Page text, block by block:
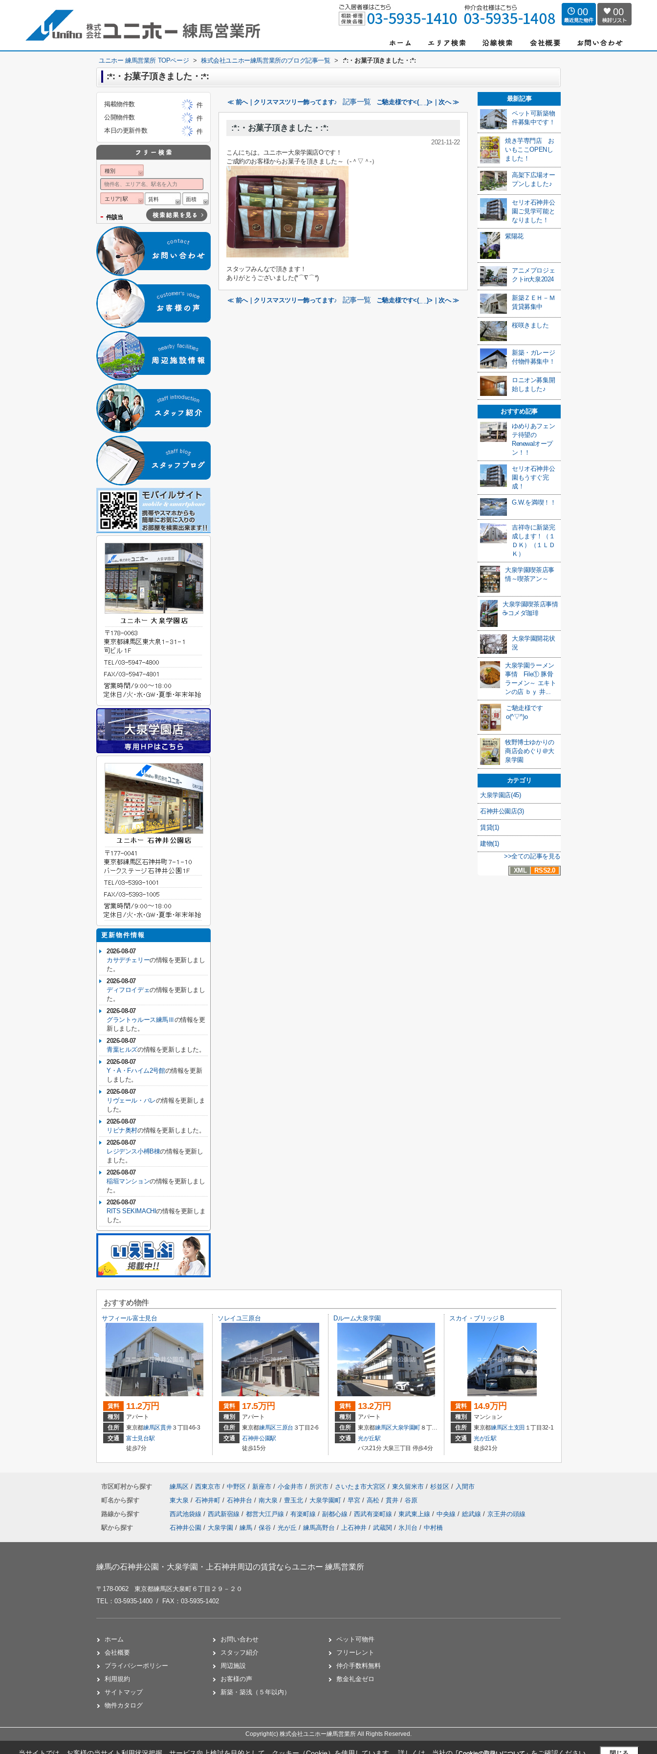
00 00
ユニホー 練馬営業所 TOPページ > 株式会社ユニホー練馬営業所のブログ記事一覧 > :*:・お菓子頂きました・:*:
:*:・お菓子頂きました・:*:
≪ 前へ｜クリスマスツリー飾ってます♪ 記事一覧 ご馳走様です<(_ _)>｜次へ ≫
:*:・お菓子頂きました・:*:
2021-11-22
こんにちは。ユニホー大泉学園店Oです！
ご成約のお客様からお菓子を頂きました～（‐＾▽＾‐）
スタッフみんなで頂きます！
ありがとうございました(*⌒∇⌒*)
≪ 前へ｜クリスマスツリー飾ってます♪ 記事一覧 ご馳走様です<(_ _)>｜次へ ≫
最新記事
ペット可新築物
件募集中です！
焼き芋専門店 お
いもここOPENし
ました！
高架下広場オー
プンしました♪
セリオ石神井公
園ご見学可能と
なりました！
紫陽花
アニメプロジェ
クトin大泉2024
新築ＺＥＨ－Ｍ
賃貸募集中
桜咲きました
新築・ガレージ
付物件募集中！
ロニオン募集開
始しました♪
おすすめ記事
ゆめりあフェン
テ待望の
Renewalオープ
ン！！
セリオ石神井公
園もうすぐ完
成！
G.W.を満喫！！
吉祥寺に新築完
成します！（１
ＤＫ）（１ＬＤ
Ｋ）
大泉学園喫茶店事
情～喫茶アン～
大泉学園喫茶店事情
☕コメダ珈琲
大泉学園開花状
況
大泉学園ラーメン
事情 File① 豚骨
ラーメン～ エキト
ンの店 ｂｙ 井...
ご馳走様です
o(^▽^)o
牧野博士ゆかりの
商店会めぐり＠大
泉学園
カテゴリ
大泉学園店(45)
石神井公園店(3)
賃貸(1)
建物(1)
>>全ての記事を見る
XML
RSS2.0
掲載物件数
件
公開物件数
件
本日の更新件数
件
種別
エリア| 駅 賃料 面積
- 件該当
更新物件情報
2026-08-07
カサデチェリーの情報を更新しまし
た。
2026-08-07
ディフロイデェの情報を更新しまし
た。
2026-08-07
グラントゥルース練馬Ⅲ の情報を更
新しました。
2026-08-07
青葉ヒルズの情報を更新しました。
2026-08-07
Y・A・Fハイム2号館の情報を更新
しました。
2026-08-07
リヴェール・バレの情報を更新しま
した。
2026-08-07
リビナ奥村の情報を更新しました。
2026-08-07
レジデンス小榑B棟の情報を更新し
ました。
2026-08-07
稲垣マンションの情報を更新しまし
た。
2026-08-07
RITS SEKIMACHIの情報を更新しま
した。
おすすめ物件
サフィール富士見台
賃料 11.2万円
種別
アパート
住所
東京都練馬区貫井３丁目46-3
交通
富士見台駅
徒歩7分
ソレイユ三原台
賃料 17.5万円
種別
アパート
住所
東京都練馬区三原台 ３丁目2-6
交通
石神井公園駅
徒歩15分
Dルーム大泉学園
賃料 13.2万円
種別
アパート
住所
東京都練馬区大泉学園町 ８丁目16-20
交通
光が丘駅
バス21分 大泉三丁目 停歩4分
スカイ・ブリッジ B
賃料 14.9万円
種別
マンション
住所
東京都練馬区土支田 １丁目32-1
交通
光が丘駅
徒歩21分
市区町村から探す 練馬区 / 西東京市 / 中野区 / 新座市 / 小金井市 / 所沢市 / さいたま市大宮区 / 東久留米市 / 杉並区 / 入間市
町名から探す
東大泉 / 石神井町 / 石神井台 / 南大泉 / 豊玉北 / 大泉学園町 / 早宮 / 高松 / 貫井 / 谷原
路線から探す
西武池袋線 / 西武新宿線 / 都営大江戸線 / 有楽町線 / 副都心線 / 西武有楽町線 / 東武東上線 / 中央線 / 総武線 / 京王井の頭線
駅から探す
石神井公園 / 大泉学園 / 練馬 / 保谷 / 光が丘 / 練馬高野台 / 上石神井 / 武蔵関 / 氷川台 / 中村橋
練馬の石神井公園・大泉学園・上石神井周辺の賃貸ならユニホー 練馬営業所
〒178-0062 東京都練馬区大泉町６丁目２９－２０
TEL：03-5935-1400 / FAX：03-5935-1402
ホーム
会社概要
プライバシーポリシー
利用規約
サイトマップ
物件カタログ
お問い合わせ
スタッフ紹介
周辺施設
お客様の声
新築・築浅（５年以内）
ペット可物件
フリーレント
仲介手数料無料
敷金礼金ゼロ
Copyright(c) 株式会社ユニホー練馬営業所 All Rights Reserved.